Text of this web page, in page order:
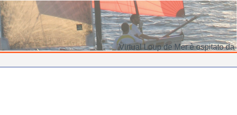
Virtual Loup de Mer è ospitato da